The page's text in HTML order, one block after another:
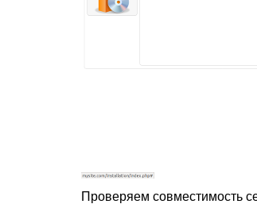
Проверяем совместимость